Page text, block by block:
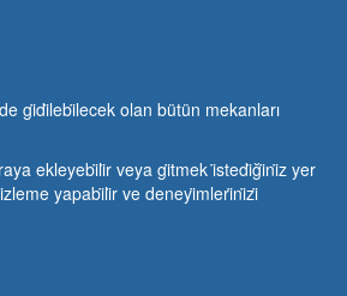
gi̇di̇lebi̇lecek olan bütün mekanları
ekleyebi̇li̇r veya gi̇tmek i̇stedi̇ği̇ni̇z yer
yapabi̇li̇r ve deneyi̇mleri̇ni̇zi̇